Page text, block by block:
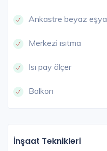
Ankastre beyaz eşya
Merkezi ısıtma
Isı pay ölçer
Balkon
İnşaat Teknikleri